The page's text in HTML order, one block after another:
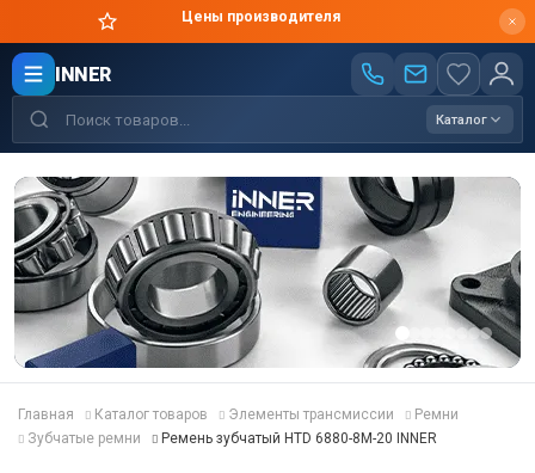
Цены производителя
INNER
Каталог
Главная Каталог товаров Элементы трансмиссии
Ремни
Зубчатые ремни
Ремень зубчатый HTD 6880-8M-20 INNER